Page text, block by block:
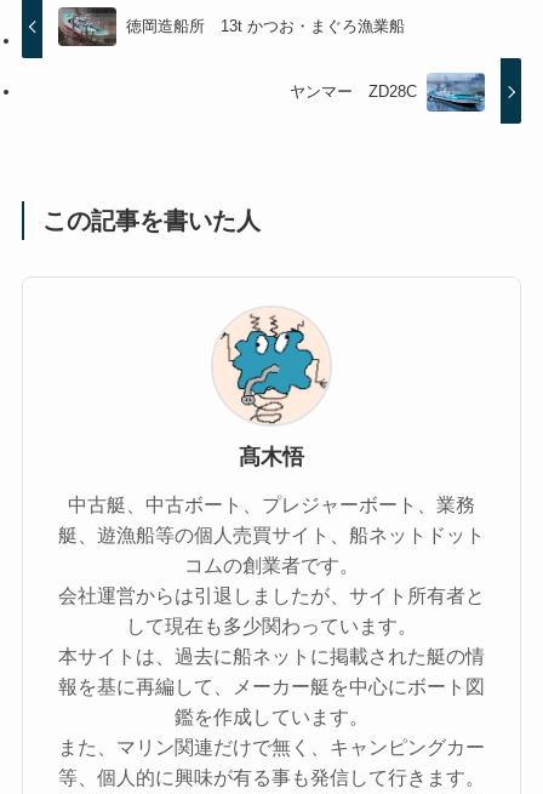
徳岡造船所 13t かつお・まぐろ漁業船
ヤンマー ZD28C
この記事を書いた人
髙木悟
中古艇、中古ボート、プレジャーボート、業務
艇、遊漁船等の個人売買サイト、船ネットドット
コムの創業者です。
会社運営からは引退しましたが、サイト所有者と
して現在も多少関わっています。
本サイトは、過去に船ネットに掲載された艇の情
報を基に再編して、メーカー艇を中心にボート図
鑑を作成しています。
また、マリン関連だけで無く、キャンピングカー
等、個人的に興味が有る事も発信して行きます。